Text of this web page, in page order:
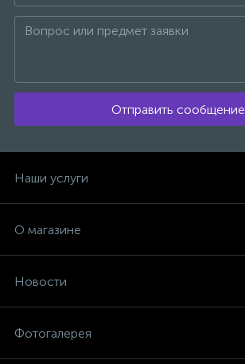
Отправить сообщение
Наши услуги
О магазине
Новости
Фотогалерея